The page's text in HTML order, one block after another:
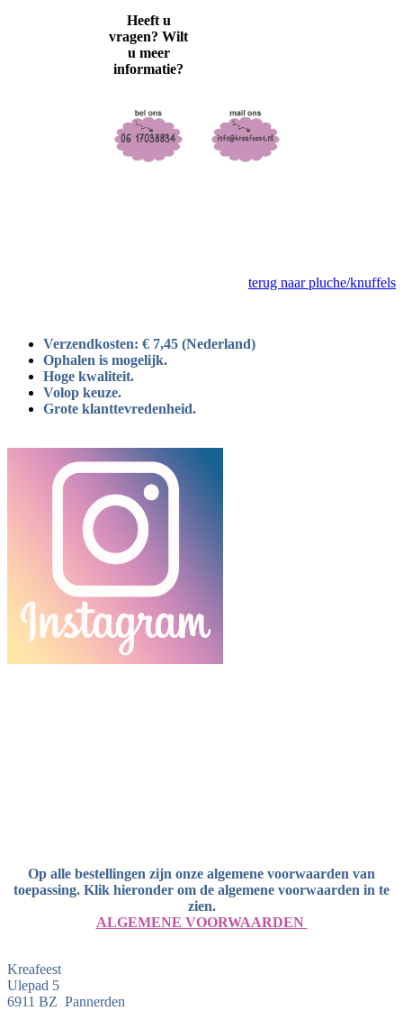
Heeft u
vragen? Wilt
u meer
informatie?
terug naar pluche/knuffels
Verzendkosten: € 7,45 (Nederland)
Ophalen is mogelijk.
Hoge kwaliteit.
Volop keuze.
Grote klanttevredenheid.
Op alle bestellingen zijn onze algemene voorwaarden van
toepassing. Klik hieronder om de algemene voorwaarden in te
zien.
ALGEMENE VOORWAARDEN
Kreafeest
Ulepad 5
6911 BZ Pannerden